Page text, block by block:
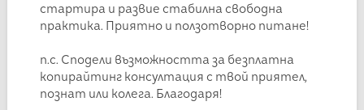
стартира и развие стабилна свободна
практика. Приятно и ползотворно питане!
п.с. Сподели възможността за безплатна
копирайтинг консултация с твой приятел,
познат или колега. Благодаря!